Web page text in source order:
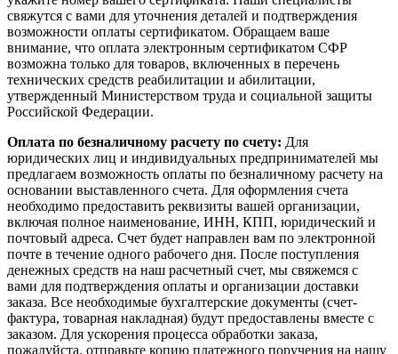
свяжутся с вами для уточнения деталей и подтверждения
возможности оплаты сертификатом. Обращаем ваше
внимание, что оплата электронным сертификатом СФР
возможна только для товаров, включенных в перечень
технических средств реабилитации и абилитации,
утвержденный Министерством труда и социальной защиты
Российской Федерации.
Оплата по безналичному расчету по счету: Для
юридических лиц и индивидуальных предпринимателей мы
предлагаем возможность оплаты по безналичному расчету на
основании выставленного счета. Для оформления счета
необходимо предоставить реквизиты вашей организации,
включая полное наименование, ИНН, КПП, юридический и
почтовый адреса. Счет будет направлен вам по электронной
почте в течение одного рабочего дня. После поступления
денежных средств на наш расчетный счет, мы свяжемся с
вами для подтверждения оплаты и организации доставки
заказа. Все необходимые бухгалтерские документы (счет-
фактура, товарная накладная) будут предоставлены вместе с
заказом. Для ускорения процесса обработки заказа,
пожалуйста, отправьте копию платежного поручения на нашу